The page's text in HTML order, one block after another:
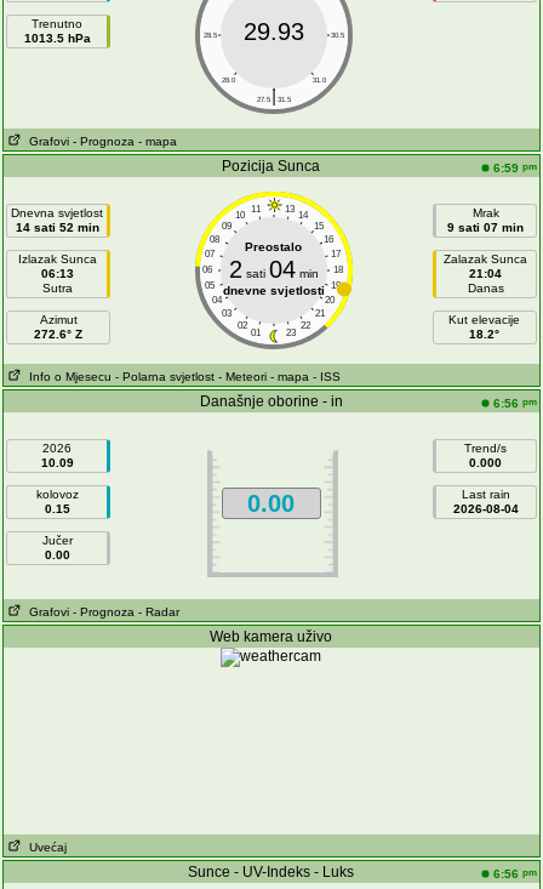
Trenutno
1013.5 hPa
28.5 30.5
28.0 31.0
|
27.5 31.5
29.93
Grafovi - Prognoza - mapa
Pozicija Sunca 6:59 pm
Dnevna svjetlost
14 sati 52 min
Izlazak Sunca
06:13
Sutra
Azimut
272.6° Z
11 13
10
14
09
15
08
16
07
17
06
18
05
19
04
20
03
21
02
22
01 23
Preostalo
2 sati 04min
dnevne svjetlosti
Mrak
9 sati 07 min
Zalazak Sunca
21:04
Danas
Kut elevacije
18.2°
Info o Mjesecu - Polarna svjetlost - Meteori - mapa - ISS
Današnje oborine - in 6:56 pm
2026
10.09
kolovoz
0.15
Jučer
0.00
0.00
Trend/s
0.000
Last rain
2026-08-04
Grafovi - Prognoza - Radar
Web kamera uživo
Uvećaj
Sunce - UV-Indeks - Luks 6:56 pm